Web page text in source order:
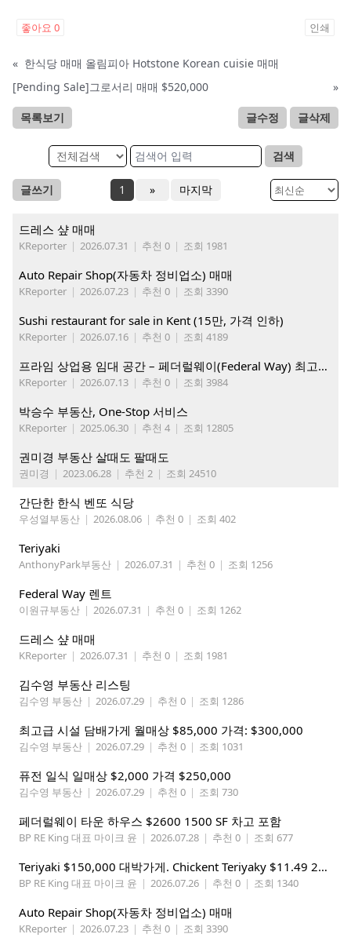
좋아요 0 인쇄
« 한식당 매매 올림피아 Hotstone Korean cuisie 매매
[Pending Sale]그로서리 매매 $520,000
»
목록보기 글수정 글삭제
검색
글쓰기 1 » 마지막
드레스 샾 매매
KReporter | 2026.07.31 | 추천 0 | 조회 1981
Auto Repair Shop(자동차 정비업소) 매매
KReporter | 2026.07.23 | 추천 0 | 조회 3390
Sushi restaurant for sale in Kent (15만, 가격 인하)
KReporter | 2026.07.16 | 추천 0 | 조회 4189
프라임 상업용 임대 공간 – 페더럴웨이(Federal Way) 최고의 가시성 입지
KReporter | 2026.07.13 | 추천 0 | 조회 3984
박승수 부동산, One-Stop 서비스
KReporter | 2025.06.30 | 추천 4 | 조회 12805
권미경 부동산 살때도 팔때도
권미경 | 2023.06.28 | 추천 2 | 조회 24510
간단한 한식 벤또 식당
우성열부동산 | 2026.08.06 | 추천 0 | 조회 402
Teriyaki
AnthonyPark부동산 | 2026.07.31 | 추천 0 | 조회 1256
Federal Way 렌트
이원규부동산 | 2026.07.31 | 추천 0 | 조회 1262
드레스 샾 매매
KReporter | 2026.07.31 | 추천 0 | 조회 1981
김수영 부동산 리스팅
김수영 부동산 | 2026.07.29 | 추천 0 | 조회 1286
최고급 시설 담배가게 월매상 $85,000 가격: $300,000
김수영 부동산 | 2026.07.29 | 추천 0 | 조회 1031
퓨전 일식 일매상 $2,000 가격 $250,000
김수영 부동산 | 2026.07.29 | 추천 0 | 조회 730
페더럴웨이 타운 하우스 $2600 1500 SF 차고 포함
BP RE King 대표 마이크 윤 | 2026.07.28 | 추천 0 | 조회 677
Teriyaki $150,000 대박가게. Chickent Teriyaky $11.49 25 Min from Lynnwood
BP RE King 대표 마이크 윤 | 2026.07.26 | 추천 0 | 조회 1340
Auto Repair Shop(자동차 정비업소) 매매
KReporter | 2026.07.23 | 추천 0 | 조회 3390